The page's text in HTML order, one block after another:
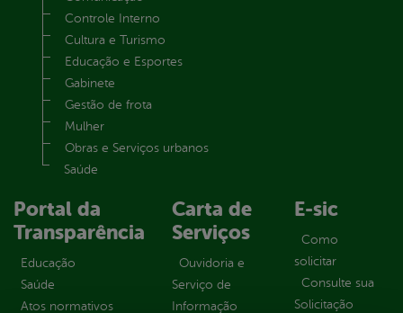
Controle Interno
Cultura e Turismo
Educação e Esportes
Gabinete
Gestão de frota
Mulher
Obras e Serviços urbanos
Saúde
Portal da
Transparência
Educação
Saúde
Atos normativos
Carta de
Serviços
Ouvidoria e
Serviço de
Informação
E-sic
Como
solicitar
Consulte sua
Solicitação